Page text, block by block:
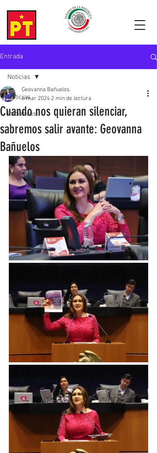
Entrada
Noticias
Iniciativas
Noticias
Cuando nos quieran silenciar,
sabremos salir avante: Geovanna
Bañuelos
Geovanna Bañuelos.
6 mar 2024 2 min de lectura